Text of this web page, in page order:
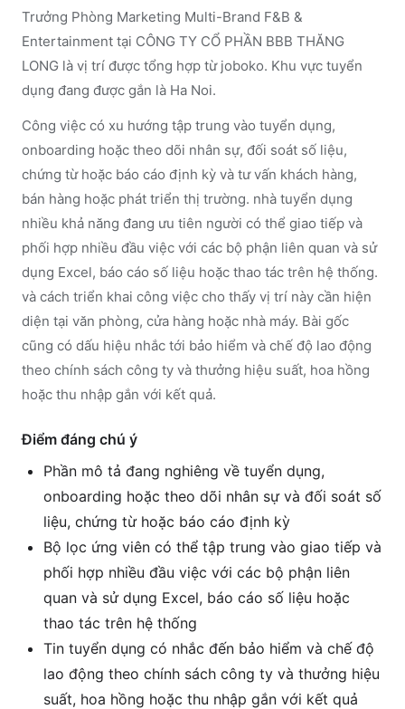
Trưởng Phòng Marketing Multi-Brand F&B &
Entertainment tại CÔNG TY CỔ PHẦN BBB THĂNG
LONG là vị trí được tổng hợp từ joboko. Khu vực tuyển
dụng đang được gắn là Ha Noi.
Công việc có xu hướng tập trung vào tuyển dụng,
onboarding hoặc theo dõi nhân sự, đối soát số liệu,
chứng từ hoặc báo cáo định kỳ và tư vấn khách hàng,
bán hàng hoặc phát triển thị trường. nhà tuyển dụng
nhiều khả năng đang ưu tiên người có thể giao tiếp và
phối hợp nhiều đầu việc với các bộ phận liên quan và sử
dụng Excel, báo cáo số liệu hoặc thao tác trên hệ thống.
và cách triển khai công việc cho thấy vị trí này cần hiện
diện tại văn phòng, cửa hàng hoặc nhà máy. Bài gốc
cũng có dấu hiệu nhắc tới bảo hiểm và chế độ lao động
theo chính sách công ty và thưởng hiệu suất, hoa hồng
hoặc thu nhập gắn với kết quả.
Điểm đáng chú ý
Phần mô tả đang nghiêng về tuyển dụng,
onboarding hoặc theo dõi nhân sự và đối soát số
liệu, chứng từ hoặc báo cáo định kỳ
Bộ lọc ứng viên có thể tập trung vào giao tiếp và
phối hợp nhiều đầu việc với các bộ phận liên
quan và sử dụng Excel, báo cáo số liệu hoặc
thao tác trên hệ thống
Tin tuyển dụng có nhắc đến bảo hiểm và chế độ
lao động theo chính sách công ty và thưởng hiệu
suất, hoa hồng hoặc thu nhập gắn với kết quả